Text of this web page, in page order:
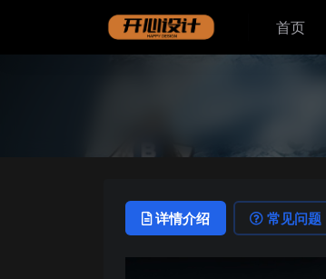
首页
详情介绍 常见问题